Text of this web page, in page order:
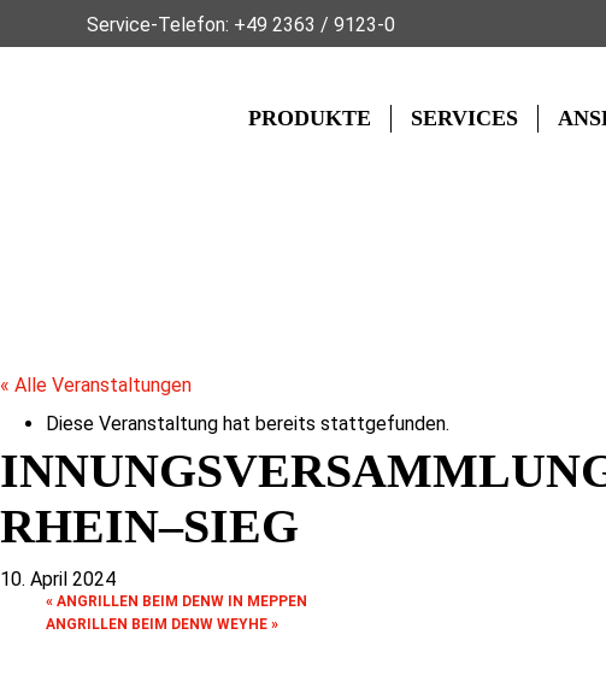
Service-Telefon: +49 2363 / 9123-0
PRODUKTE SERVICES
« Alle Veranstaltungen
Diese Veranstaltung hat bereits stattgefunden.
RHEIN–SIEG
10. April 2024
« ANGRILLEN BEIM DENW IN MEPPEN
ANGRILLEN BEIM DENW WEYHE »